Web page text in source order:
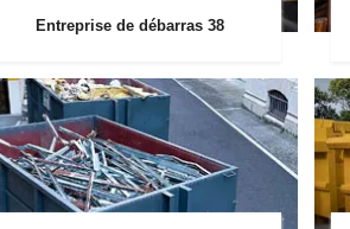
Entreprise de débarras 38